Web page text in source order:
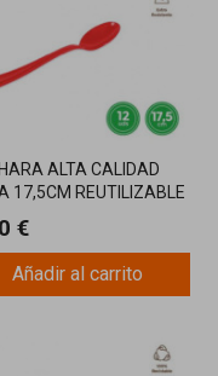
ALTA CALIDAD
17,5CM REUTILIZABLE
€
Añadir al carrito